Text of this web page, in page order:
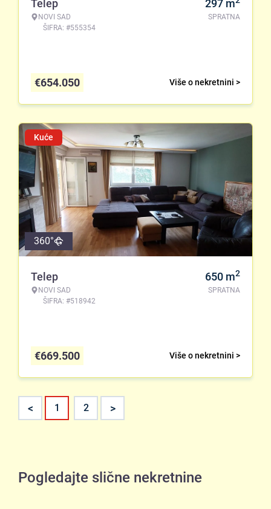
Telep
NOVI SAD
ŠIFRA: #555354
297 m
SPRATNA
Više o nekretnini >
€654.050
Kuće
360°
Telep
NOVI SAD
ŠIFRA: #518942
650 m2
SPRATNA
Više o nekretnini >
€669.500
< 1 2 >
Pogledajte slične nekretnine